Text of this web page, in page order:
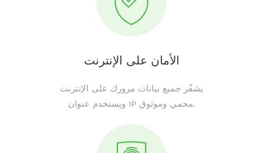
الأمان على الإنترنت
يشفّر جميع بيانات مرورك على الإنترنت
ويستخدم عنوان IP محمي وموثوق.